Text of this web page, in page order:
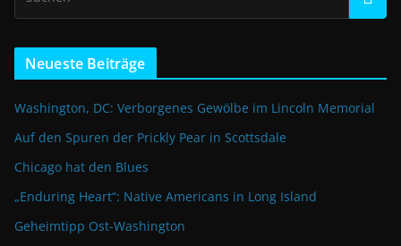
Neueste Beiträge
Washington, DC: Verborgenes Gewölbe im Lincoln Memorial
Auf den Spuren der Prickly Pear in Scottsdale
Chicago hat den Blues
„Enduring Heart“: Native Americans in Long Island
Geheimtipp Ost-Washington